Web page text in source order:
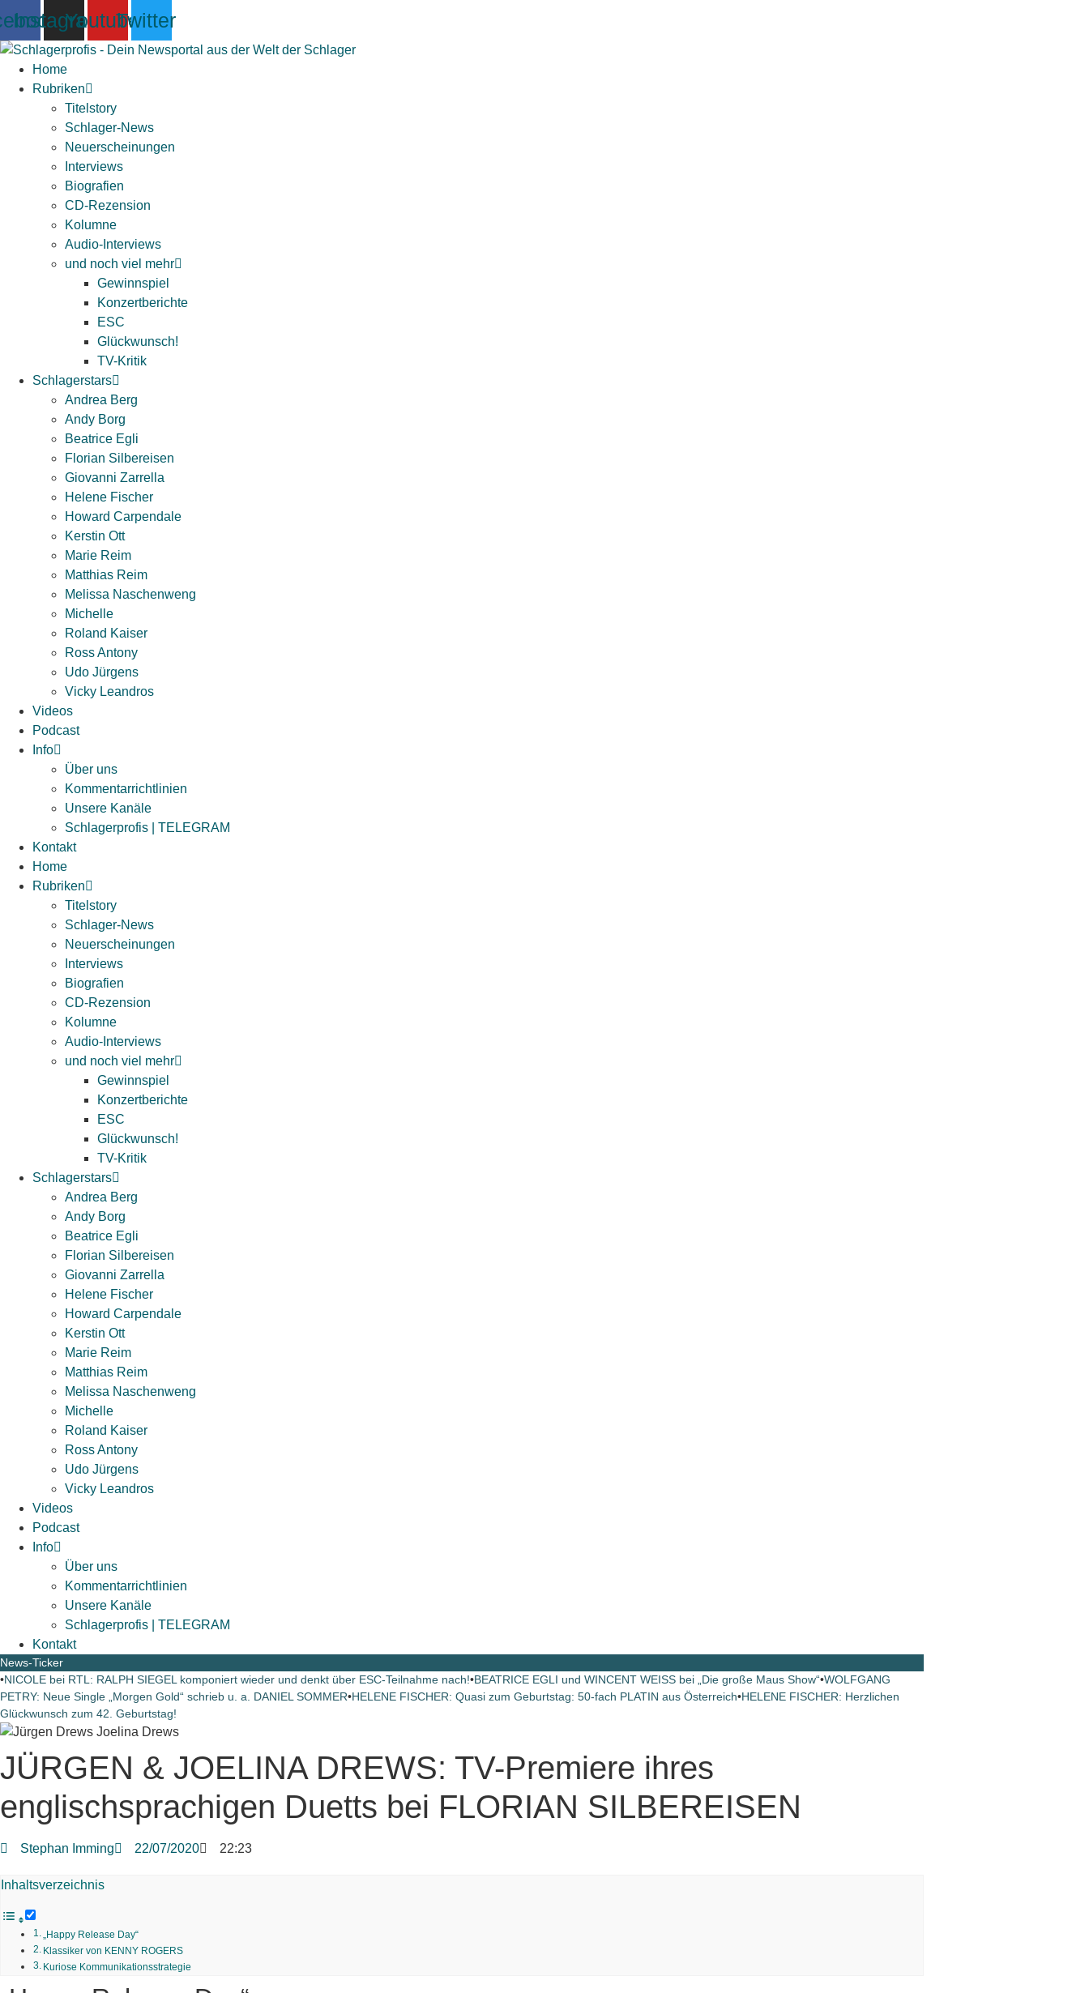
Inhalt
springen
InstagramYoutubeTwitter
Home
Rubriken
Titelstory
Schlager-News
Neuerscheinungen
Interviews
Biografien
CD-Rezension
Kolumne
Audio-Interviews
und noch viel mehr
Gewinnspiel
Konzertberichte
ESC
Glückwunsch!
TV-Kritik
Schlagerstars
Andrea Berg
Andy Borg
Beatrice Egli
Florian Silbereisen
Giovanni Zarrella
Helene Fischer
Howard Carpendale
Kerstin Ott
Marie Reim
Matthias Reim
Melissa Naschenweng
Michelle
Roland Kaiser
Ross Antony
Udo Jürgens
Vicky Leandros
Videos
Podcast
Info
Über uns
Kommentarrichtlinien
Unsere Kanäle
Schlagerprofis | TELEGRAM
Kontakt
Home
Rubriken
Titelstory
Schlager-News
Neuerscheinungen
Interviews
Biografien
CD-Rezension
Kolumne
Audio-Interviews
und noch viel mehr
Gewinnspiel
Konzertberichte
ESC
Glückwunsch!
TV-Kritik
Schlagerstars
Andrea Berg
Andy Borg
Beatrice Egli
Florian Silbereisen
Giovanni Zarrella
Helene Fischer
Howard Carpendale
Kerstin Ott
Marie Reim
Matthias Reim
Melissa Naschenweng
Michelle
Roland Kaiser
Ross Antony
Udo Jürgens
Vicky Leandros
Videos
Podcast
Info
Über uns
Kommentarrichtlinien
Unsere Kanäle
Schlagerprofis | TELEGRAM
Kontakt
News-Ticker
•NICOLE bei RTL: RALPH SIEGEL komponiert wieder und denkt über ESC-Teilnahme nach!•BEATRICE EGLI und WINCENT WEISS bei „Die große Maus Show“•WOLFGANG
PETRY: Neue Single „Morgen Gold“ schrieb u. a. DANIEL SOMMER•HELENE FISCHER: Quasi zum Geburtstag: 50-fach PLATIN aus Österreich•HELENE FISCHER: Herzlichen
Glückwunsch zum 42. Geburtstag!
JÜRGEN & JOELINA DREWS: TV-Premiere ihres
englischsprachigen Duetts bei FLORIAN SILBEREISEN
Stephan Imming 22/07/2020 22:23
Inhaltsverzeichnis
„Happy Release Day“
Klassiker von KENNY ROGERS
Kuriose Kommunikationsstrategie